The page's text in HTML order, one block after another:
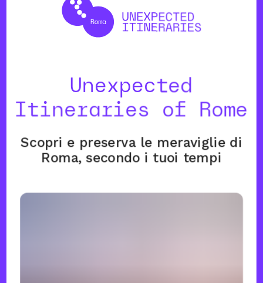
Unexpected
Itineraries of Rome
Scopri e preserva le meraviglie di
Roma, secondo i tuoi tempi